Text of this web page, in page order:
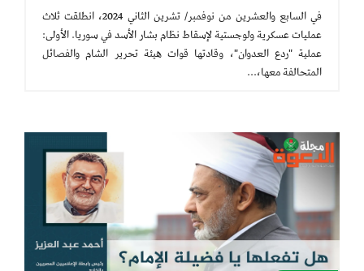
في السابع والعشرين من نوفمبر/ تشرين الثاني 2024، انطلقت ثلاث
عمليات عسكرية ولوجستية لإسقاط نظام بشار الأسد في سوريا. الأولى:
عملية "ردع العدوان"، وقادتها قوات هيئة تحرير الشام والفصائل
المتحالفة معها،...